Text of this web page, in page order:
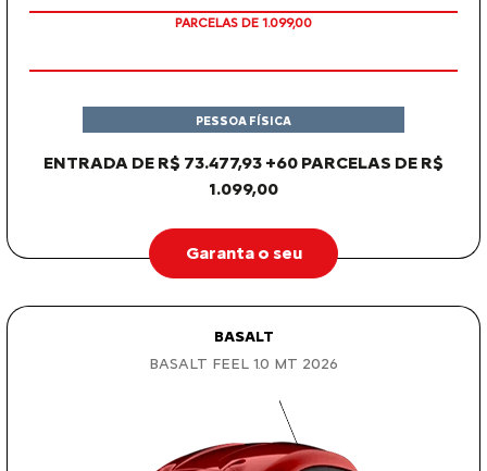
PARCELAS DE 1.099,00
ENTRADA DE R$ 73.477,93 +60 PARCELAS DE R$
1.099,00
PESSOA FÍSICA
Garanta o seu
BASALT
BASALT FEEL 1.0 MT 2026